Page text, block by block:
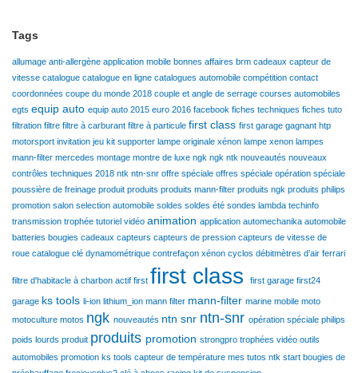
Tags
allumage anti-allergène application mobile bonnes affaires brm cadeaux capteur de
vitesse catalogue catalogue en ligne catalogues automobile compétition contact
coordonnées coupe du monde 2018 couple et angle de serrage courses automobiles
egts equip auto equip auto 2015 euro 2016 facebook fiches techniques fiches tuto
filtration filtre filtre à carburant filtre à particule first class first garage gagnant htp
motorsport invitation jeu kit supporter lampe originale xénon lampe xenon lampes
mann-filter mercedes montage montre de luxe ngk ngk ntk nouveautés nouveaux
contrôles techniques 2018 ntk ntn-snr offre spéciale offres spéciale opération spéciale
poussière de freinage produit produits produits mann-filter produits ngk produits philips
promotion salon selection automobile soldes soldes été sondes lambda techinfo
transmission trophée tutoriel vidéo animation application automechanika automobile
batteries bougies cadeaux capteurs capteurs de pression capteurs de vitesse de
roue catalogue clé dynamométrique contrefaçon xénon cyclos débitmètres d’air ferrari
filtre d'habitacle à charbon actif first first class first garage first24
garage ks tools li-ion lithium_ion mann filter mann-filter marine mobile moto
motoculture motos ngk nouveautés ntn snr ntn-snr opération spéciale philips
poids lourds produit produits promotion strongpro trophées vidéo outils
automobiles promotion ks tools capteur de température mes tutos ntk start bougies de